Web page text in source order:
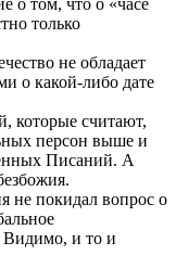
только
не обладает
о какой-либо дате
которые считают,
персон выше и
Писаний. А
не покидал вопрос о
Видимо, и то и